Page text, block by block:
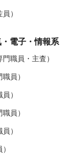
員 ）
電子・情報系
門職員・主査）
職員）
）
職員）
）